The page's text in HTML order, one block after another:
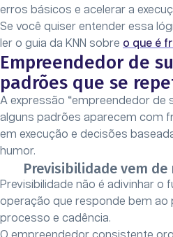
erros básicos e acelerar a
Se você quiser entender essa
ler o guia da KNN sobre o que é
Empreendedor de
padrões que se
A expressão “empreendedor de
alguns padrões aparecem com
em execução e decisões
humor.
Previsibilidade vem
Previsibilidade não é adivinhar o
operação que responde bem ao
processo e cadência.